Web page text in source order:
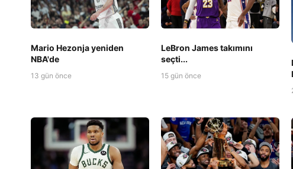
Mario Hezonja yeniden
NBA'de
13 gün önce
LeBron James takımını
seçti...
15 gün önce